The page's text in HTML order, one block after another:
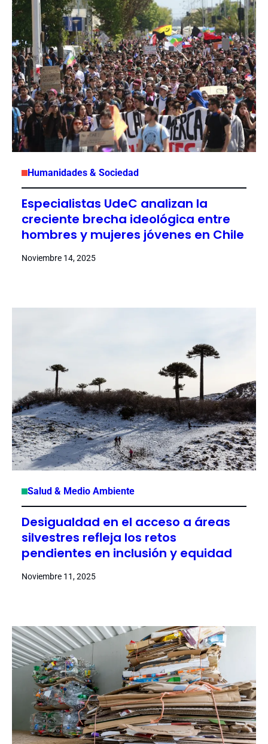
Humanidades & Sociedad
Especialistas UdeC analizan la
creciente brecha ideológica entre
hombres y mujeres jóvenes en Chile
Noviembre 14, 2025
Salud & Medio Ambiente
Desigualdad en el acceso a áreas
silvestres refleja los retos
pendientes en inclusión y equidad
Noviembre 11, 2025